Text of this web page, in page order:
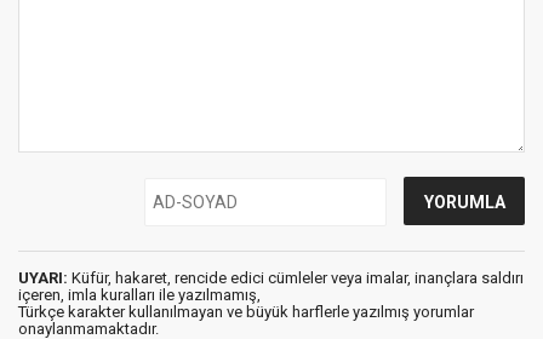
UYARI: Küfür, hakaret, rencide edici cümleler veya imalar, inançlara saldırı
içeren, imla kuralları ile yazılmamış,
Türkçe karakter kullanılmayan ve büyük harflerle yazılmış yorumlar
onaylanmamaktadır.